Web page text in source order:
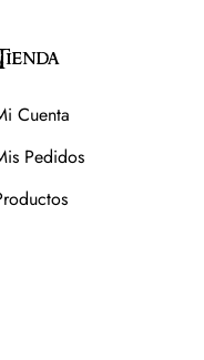
Cuenta
Pedidos